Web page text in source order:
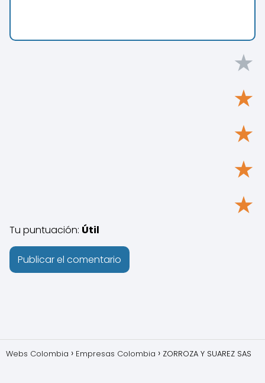
★
★
★
★
★
Tu puntuación: Útil
Webs Colombia Empresas Colombia ZORROZA Y SUAREZ SAS